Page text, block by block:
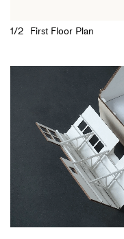
1/2 First Floor Plan